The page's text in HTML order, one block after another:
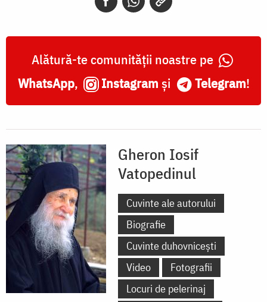
Alătură-te comunității noastre pe
WhatsApp, Instagram și Telegram!
Gheron Iosif
Vatopedinul
Cuvinte ale autorului
Biografie
Cuvinte duhovnicești
Video
Fotografii
Locuri de pelerinaj